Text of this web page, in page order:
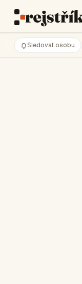
Sledovat osobu